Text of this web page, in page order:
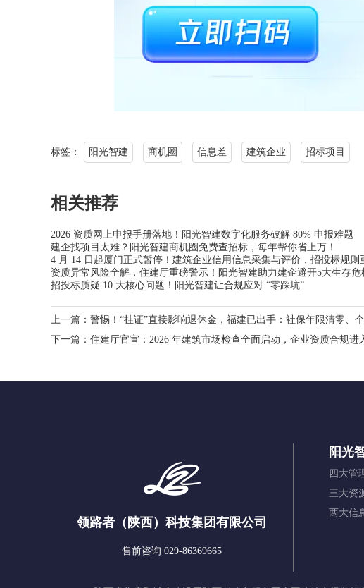
标签： 阳光智建 商机圈 信息差 建筑企业 招标项目
相关推荐
2026 资质网上申报手册落地！阳光智建数字化服务破解 80% 申报难题
建企找项目太难？阳光智建商机圈免费查招标，每年帮你省上万！
4 月 14 日起厦门正式暂停！建筑企业信用信息采集与评价，招投标规则
资质异常风险全解，住建厅重磅警示！阳光智建助力建企避开5大生存危
招投标质疑 10 大核心问题！阳光智建让合规应对 “零踩坑”
上一篇： 警惕！“挂证”直接影响退休金，福建已出手：社保年限清零、
下一篇： 住建厅官宣：2026 年建筑市场检查全面启动，企业资质合规进
领路者（陕西）科技集团有限公司
售前咨询 029-86369665
阳光
四大管
三大资
两大信